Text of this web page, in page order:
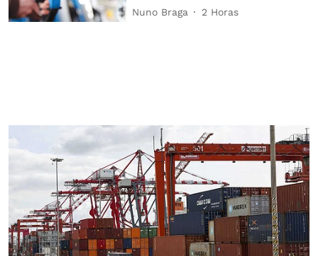
Nuno Braga 2 Horas